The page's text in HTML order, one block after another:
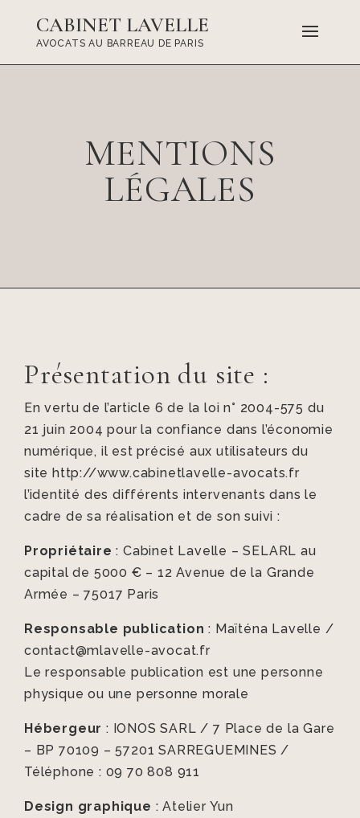
CABINET LAVELLE
AVOCATS AU BARREAU DE PARIS
MENTIONS
LÉGALES
Présentation du site :
En vertu de l’article 6 de la loi n° 2004-575 du
21 juin 2004 pour la confiance dans l’économie
numérique, il est précisé aux utilisateurs du
site http://www.cabinetlavelle-avocats.fr
l’identité des différents intervenants dans le
cadre de sa réalisation et de son suivi :
Propriétaire : Cabinet Lavelle – SELARL au
capital de 5000 € – 12 Avenue de la Grande
Armée – 75017 Paris
Responsable publication : Maïténa Lavelle /
contact@mlavelle-avocat.fr
Le responsable publication est une personne
physique ou une personne morale
Hébergeur : IONOS SARL / 7 Place de la Gare
– BP 70109 – 57201 SARREGUEMINES /
Téléphone : 09 70 808 911
Design graphique : Atelier Yun